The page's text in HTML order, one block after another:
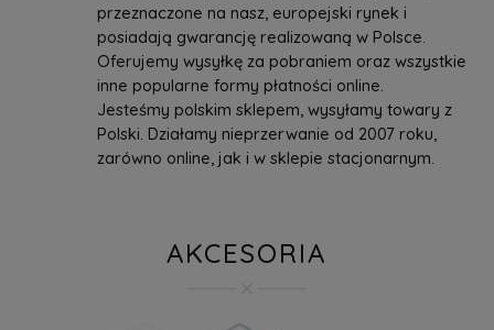
przeznaczone na nasz, europejski rynek i
posiadają gwarancję realizowaną w Polsce.
Oferujemy wysyłkę za pobraniem oraz wszystkie
inne popularne formy płatności online.
Jesteśmy polskim sklepem, wysyłamy towary z
Polski. Działamy nieprzerwanie od 2007 roku,
zarówno online, jak i w sklepie stacjonarnym.
AKCESORIA